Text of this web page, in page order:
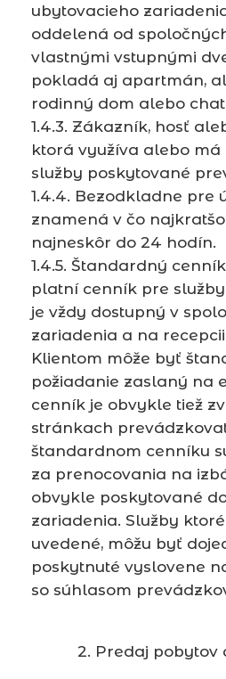
ubytovacieho
oddelená od
vlastnými vstupnými
pokladá aj apartmán,
rodinný dom alebo
1.4.3. Zákazník, hosť
ktorá využíva alebo má
služby poskytované
1.4.4. Bezodkladne pre
znamená v čo
najneskôr do 24 hodín.
1.4.5. Štandardný
platní cenník pre
je vždy dostupný v
zariadenia a na
Klientom môže byť
požiadanie zaslaný na
cenník je obvykle tiež
stránkach
štandardnom cenníku
za prenocovania na
obvykle poskytované
zariadenia. Služby
uvedené, môžu byť
poskytnuté vyslovene
so súhlasom
2. Predaj pobytov